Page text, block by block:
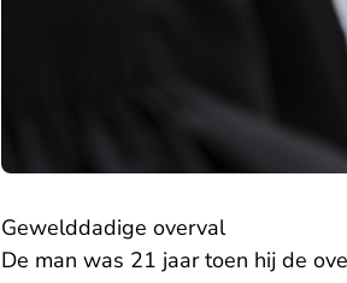
Gewelddadige overval
De man was 21 jaar toen hij de